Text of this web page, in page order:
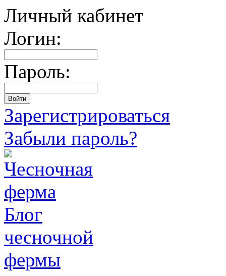
Личный кабинет
Логин:
Пароль:
Зарегистрироваться
Забыли пароль?
Блог
чесночной
фермы